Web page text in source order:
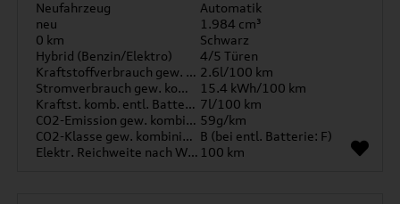
Neufahrzeug
Automatik
neu
1.984 cm³
0 km
Schwarz
Hybrid (Benzin/Elektro)
4/5 Türen
Kraftstoffverbrauch gew. kombiniert 2.6l/100 km
Stromverbrauch gew. kombiniert
15.4 kWh/100 km
Kraftst. komb. entl. Batterie 7l/100 km
CO2-Emission gew. kombiniert 59g/km
CO2-Klasse gew. kombiniert B (bei entl. Batterie: F)
Elektr. Reichweite nach WLTP* 100 km